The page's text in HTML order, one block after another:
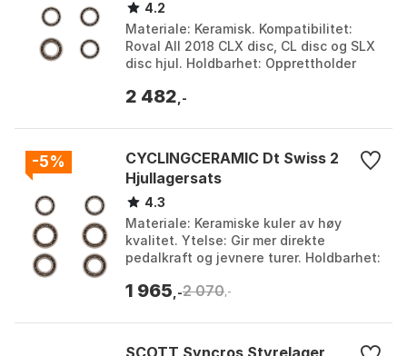
4.2
Materiale: Keramisk. Kompatibilitet:
Roval All 2018 CLX disc, CL disc og SLX
disc hjul. Holdbarhet: Opprettholder
lagre: 5x...
2 482 ,-
-5%
CYCLINGCERAMIC Dt Swiss 2
Hjullagersats
4.3
Materiale: Keramiske kuler av høy
kvalitet. Ytelse: Gir mer direkte
pedalkraft og jevnere turer. Holdbarhet:
standard lagre. ...
1 965 ,-2 070 ,-